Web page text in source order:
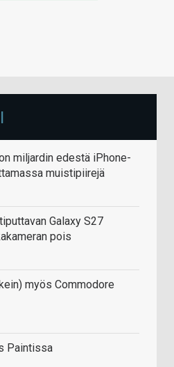
miljardin edestä iPhone-
muistipiirejä
Galaxy S27
pois
myös Commodore
Paintissa